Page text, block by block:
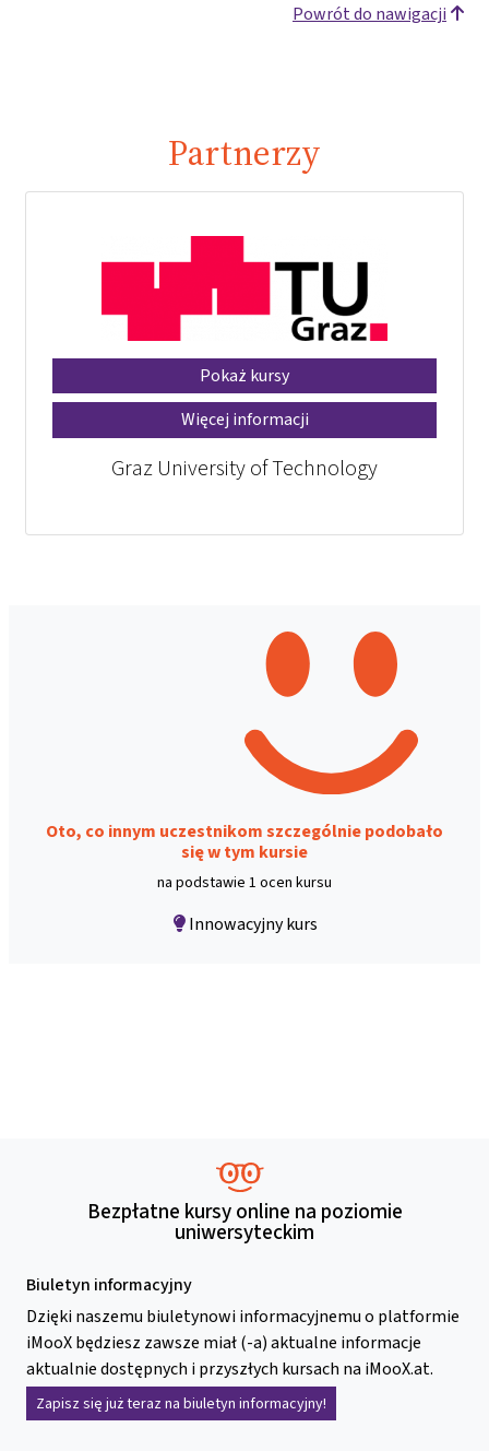
Powrót do nawigacji
Partnerzy
Pokaż kursy
Więcej informacji
Graz University of Technology
Oto, co innym uczestnikom szczególnie podobało
się w tym kursie
na podstawie 1 ocen kursu
Innowacyjny kurs
Bezpłatne kursy online na poziomie
uniwersyteckim
Biuletyn informacyjny
Dzięki naszemu biuletynowi informacyjnemu o platformie
iMooX będziesz zawsze miał (-a) aktualne informacje
aktualnie dostępnych i przyszłych kursach na iMooX.at.
Zapisz się już teraz na biuletyn informacyjny!